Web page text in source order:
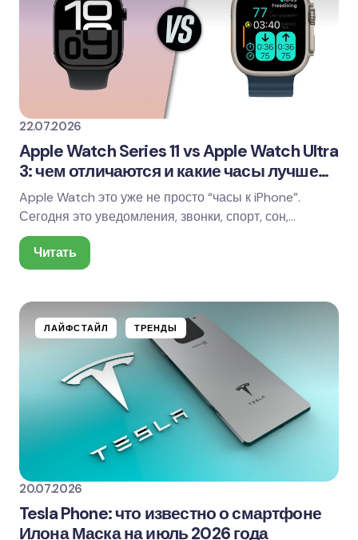
22.07.2026
Apple Watch Series 11 vs Apple Watch Ultra
3: чем отличаются и какие часы лучше
выбрать
Apple Watch это уже не просто “часы к iPhone”.
Сегодня это уведомления, звонки, спорт, сон,
здоровье, навигация, бесконтактная оплата,…
Читать
ЛАЙФСТАЙЛ ТРЕНДЫ
20.07.2026
Tesla Phone: что известно о смартфоне
Илона Маска на июль 2026 года